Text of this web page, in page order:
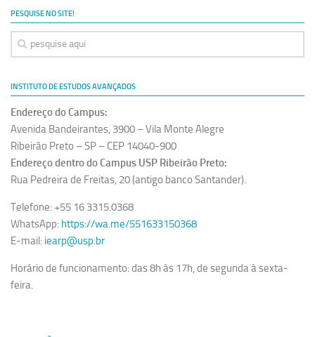
PESQUISE NO SITE!
INSTITUTO DE ESTUDOS AVANÇADOS
Endereço do Campus:
Avenida Bandeirantes, 3900 – Vila Monte Alegre
Ribeirão Preto – SP – CEP 14040-900
Endereço dentro do Campus USP Ribeirão Preto:
Rua Pedreira de Freitas, 20 (antigo banco Santander).
Telefone: +55 16 3315.0368
WhatsApp: https://wa.me/551633150368
E-mail: iearp@usp.br
Horário de funcionamento: das 8h às 17h, de segunda à sexta-
feira.